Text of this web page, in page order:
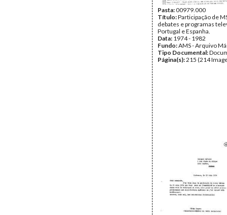
Pasta:00979.000
Título:Participação de
debates e programas
Portugal e Espanha.
Data: 1974 - 1982
Fundo:AMS - Arquivo
Tipo Documental:
Página(s):215 (214